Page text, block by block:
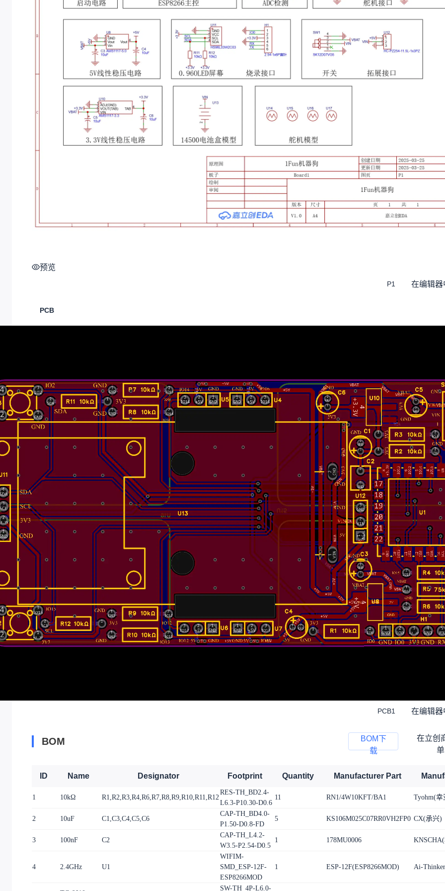
预览
P1 在编辑器
PCB
PCB1 在编辑器
BOM
BOM下
载
在立创
单
ID Name Designator Footprint Quantity Manufacturer Part
1 10kΩ R1,R2,R3,R4,R6,R7,R8,R9,R10,R11,R12
RES-TH_BD2.4-
L6.3-P10.30-D0.6
11 RN1/4W10KFT/BA1 Tyohm(
2 10uF C1,C3,C4,C5,C6
CAP-TH_BD4.0-
P1.50-D0.8-FD
5 KS106M025C07RR0VH2FP0 CX(承兴)
3 100nF C2
CAP-TH_L4.2-
W3.5-P2.54-D0.5
1 178MU0006
4 2.4GHz U1
WIFIM-
SMD_ESP-12F-
ESP8266MOD
1 ESP-12F(ESP8266MOD) Ai-
SW-TH_4P-L6.0-